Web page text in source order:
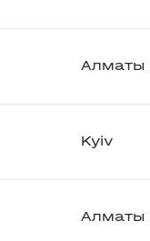
Алматы
Kyiv
Алматы